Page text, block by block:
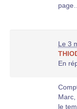
page…
Le 3
En
le